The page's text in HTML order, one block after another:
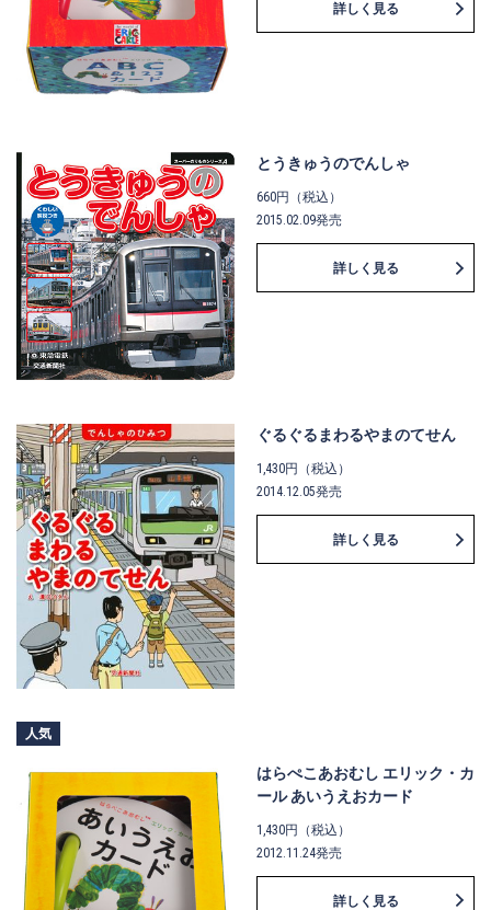
詳しく見る
とうきゅうのでんしゃ
660円（税込）
2015.02.09発売
詳しく見る
ぐるぐるまわるやまのてせん
1,430円（税込）
2014.12.05発売
詳しく見る
人気
はらぺこあおむし エリック・カ
ール あいうえおカード
1,430円（税込）
2012.11.24発売
詳しく見る